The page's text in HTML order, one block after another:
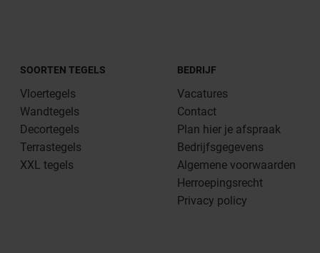
SOORTEN TEGELS
Vloertegels
Wandtegels
Decortegels
Terrastegels
XXL tegels
BEDRIJF
Vacatures
Contact
Plan hier je afspraak
Bedrijfsgegevens
Algemene voorwaarden
Herroepingsrecht
Privacy policy